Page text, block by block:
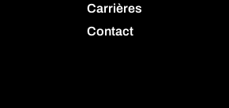
Carrières
Contact